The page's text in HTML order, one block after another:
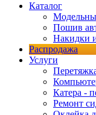
Каталог
Пошив
Накидки
Распродажа
Услуги
Катера -
Ремонт